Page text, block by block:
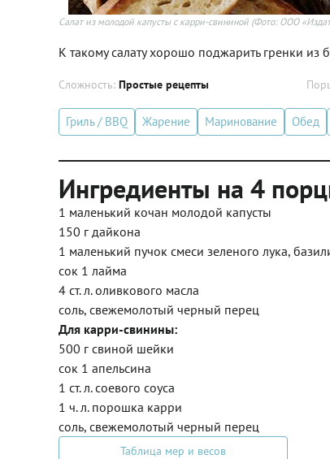
Салат из молодой капусты с карри-свининой (Фото: ООО
К такому салату хорошо поджарить гренки из
Сложность: Простые рецепты
Гриль / BBQ Жарение Маринование Обед
Ингредиенты на 4
1 маленький кочан молодой капусты
150 г дайкона
1 маленький пучок смеси зеленого лука,
сок 1 лайма
4 ст. л. оливкового масла
соль, свежемолотый черный перец
Для карри-свинины:
500 г свиной шейки
сок 1 апельсина
1 ст. л. соевого соуса
1 ч. л. порошка карри
соль, свежемолотый черный перец
Таблица мер и весов